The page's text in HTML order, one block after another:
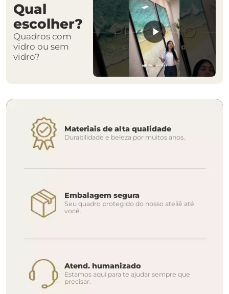
Qual
escolher?
Quadros com
vidro ou sem
vidro?
Materiais de alta qualidade
Durabilidade e beleza por muitos anos.
Embalagem segura
Seu quadro protegido do nosso ateliê até
você.
Atend. humanizado
Estamos aqui para te ajudar sempre que
precisar.